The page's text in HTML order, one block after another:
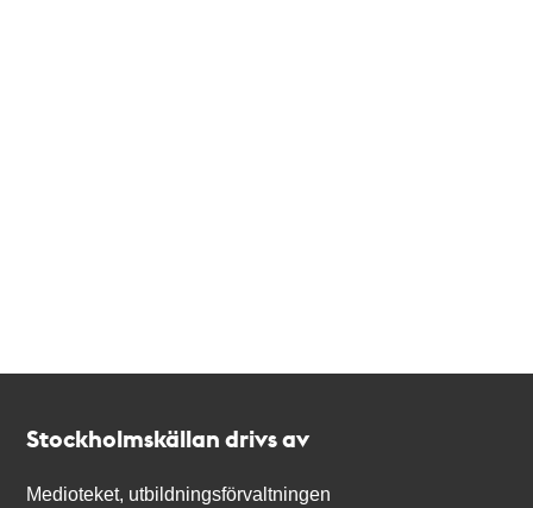
Stockholmskällan drivs av
Medioteket, utbildningsförvaltningen